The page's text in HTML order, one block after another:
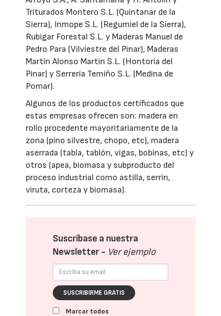
Triturados Montero S.L. (Quintanar de la
Sierra), Inmope S.L. (Regumiel de la Sierra),
Rubigar Forestal S.L. y Maderas Manuel de
Pedro Para (Vilviestre del Pinar), Maderas
Martín Alonso Martín S.L. (Hontoria del
Pinar) y Serrería Temiño S.L. (Medina de
Pomar).
Algunos de los productos certificados que
estas empresas ofrecen son: madera en
rollo procedente mayoritariamente de la
zona (pino silvestre, chopo, etc), madera
aserrada (tabla, tablón, vigas, bobinas, etc) y
otros (apea, biomasa y subproducto del
proceso industrial como astilla, serrín,
viruta, corteza y biomasa).
Suscríbase a nuestra
Newsletter - Ver ejemplo
SUSCRIBIRME GRATIS
Marcar todos